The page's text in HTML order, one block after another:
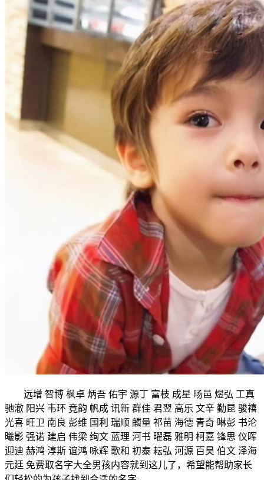
远增 智博 枫卓 炳吾 佑宇 源丁 富枝 成星 旸邑 煜弘 工真
驰澈 阳兴 韦环 竟韵 帆成 讯新 群佳 君翌 高乐 文辛 勤昆 骏禧
光喜 旺卫 南良 彭维 国利 瑞顺 麟量 祁苗 海德 青奇 啉彭 书沦
曦影 强诺 建启 伟梁 绚文 蓝理 河书 曜磊 雅明 柯嘉 锋思 仪晖
迎迪 赫鸿 淳斯 谊鸿 咏辉 歌和 初泰 耘弘 河源 百昊 伯文 泽海
元廷 免费取名字大全男孩内容就到这儿了，希望能帮助家长